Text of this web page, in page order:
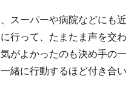
スーパーや病院などにも近
行って、たまたま声を交わ
がよかったのも決め手の一
緒に行動するほど付き合い